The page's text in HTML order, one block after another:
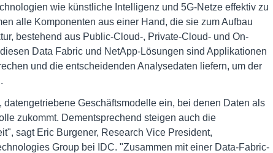
wie künstliche Intelligenz und 5G-Netze effektiv zu
alle Komponenten aus einer Hand, die sie zum Aufbau
bestehend aus Public-Cloud-, Private-Cloud- und On-
Data Fabric und NetApp-Lösungen sind Applikationen
und die entscheidenden Analysedaten liefern, um der
Geschäftsmodelle ein, bei denen Daten als
zukommt. Dementsprechend steigen auch die
sagt Eric Burgener, Research Vice President,
Group bei IDC. "Zusammen mit einer Data-Fabric-